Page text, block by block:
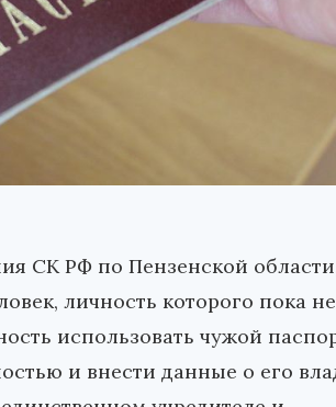
СК РФ по Пензенской
личность которого пока не
использовать чужой
и внести данные о его